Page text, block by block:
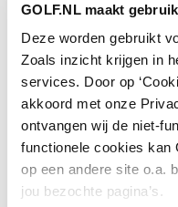
GOLF.NL maakt
Deze worden gebruikt
Zoals inzicht krijgen in
services. Door op
akkoord met onze
ontvangen wij de niet-
functionele cookies kan
op een andere site o.a.
jou bezochte pagina’s.
wedstrijdritme op te
zo denkt hij zelf - op
Vijf
Daan Huizing, Lars
Aydan Verdonk
de UAE Challenge op
eigenlijk hetzelfde als